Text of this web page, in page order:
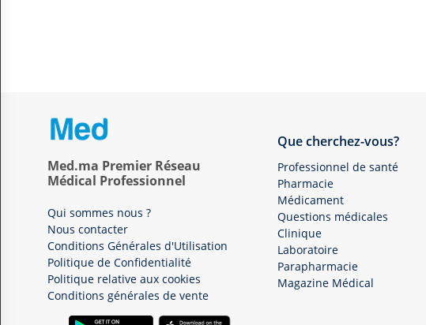
Med.ma Premier Réseau
Médical Professionnel
Qui sommes nous ?
Nous contacter
Conditions Générales d'Utilisation
Politique de Confidentialité
Politique relative aux cookies
Conditions générales de vente
Que cherchez-vous?
Professionnel de santé
Pharmacie
Médicament
Questions médicales
Clinique
Laboratoire
Parapharmacie
Magazine Médical